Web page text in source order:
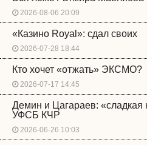
2026-08-06 20:09
«Казино Royal»: сдал своих
2026-07-28 18:44
Кто хочет «отжать» ЭКСМО?
2026-07-17 14:45
Демин и Цагараев: «сладкая
УФСБ КЧР
2026-06-26 10:03